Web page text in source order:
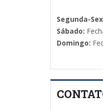
Segunda-
Sábado:
Domingo: